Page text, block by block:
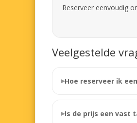
Reserveer eenvoudig
Veelgestelde
Hoe reserveer ik
Is de prijs een vast